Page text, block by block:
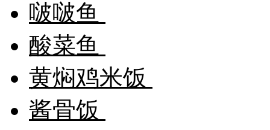
啵啵鱼
酸菜鱼
黄焖鸡米饭
酱骨饭